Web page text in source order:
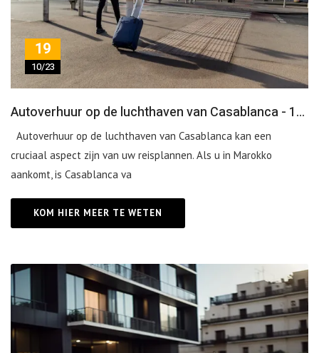
19
10/23
Autoverhuur op de luchthaven van Casablanca - 1Servicecar
Autoverhuur op de luchthaven van Casablanca kan een
cruciaal aspect zijn van uw reisplannen. Als u in Marokko
aankomt, is Casablanca va
KOM HIER MEER TE WETEN